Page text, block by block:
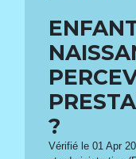
?
Vérifié le 01 Apr